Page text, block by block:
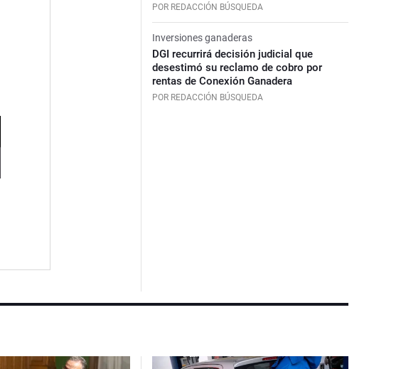
POR REDACCIÓN BÚSQUEDA
Inversiones ganaderas
DGI recurrirá decisión judicial que
desestimó su reclamo de cobro por
rentas de Conexión Ganadera
POR REDACCIÓN BÚSQUEDA